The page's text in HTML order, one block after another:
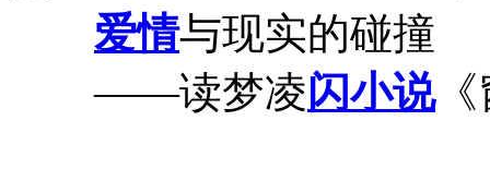
爱情与现实的碰撞
——读梦凌闪小说《